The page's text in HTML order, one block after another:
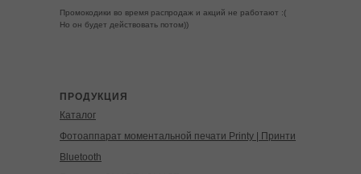
Промокодики во время распродаж и акций не работают :(
Но он будет действовать потом))
ПРОДУКЦИЯ
Каталог
Фотоаппарат моментальной печати Printy | Принти
Bluetooth